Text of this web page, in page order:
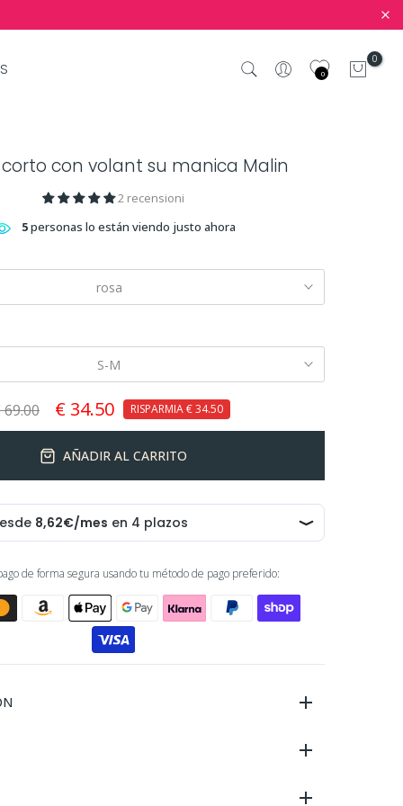
0
0
con volant su manica Malin
2 recensioni
5personas lo están viendo justo ahora
rosa
S-M
69.00 € 34.50 RISPARMIA€ 34.50
AÑADIR AL CARRITO
de forma segura usando tu método de pago preferido: